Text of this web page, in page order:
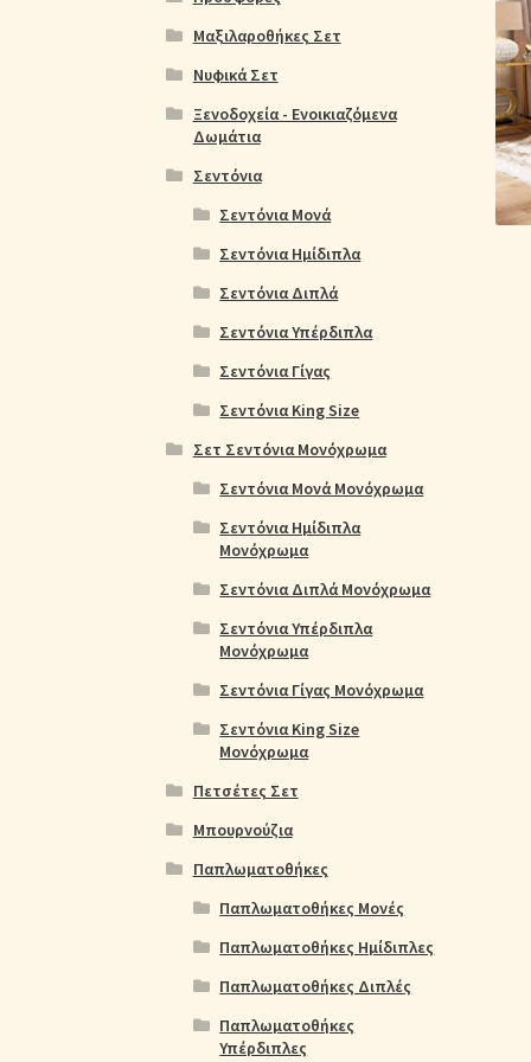
Πικέ Κουβέρτες Πολιτική cookie
Μαξιλαροθήκες Σετ
Νυφικά Σετ
Ξενοδοχεία - Ενοικιαζόμενα
Δωμάτια
Σεντόνια
Σεντόνια Μονά
Σεντόνια Ημίδιπλα
Σεντόνια Διπλά
Σεντόνια Υπέρδιπλα
Σεντόνια Γίγας
Σεντόνια King Size
Σετ Σεντόνια Μονόχρωμα
Σεντόνια Μονά Μονόχρωμα
Σεντόνια Ημίδιπλα
Μονόχρωμα
Σεντόνια Διπλά Μονόχρωμα
Σεντόνια Υπέρδιπλα
Μονόχρωμα
Σεντόνια Γίγας Μονόχρωμα
Σεντόνια King Size
Μονόχρωμα
Πετσέτες Σετ
Μπουρνούζια
Παπλωματοθήκες
Παπλωματοθήκες Μονές
Παπλωματοθήκες Ημίδιπλες
Παπλωματοθήκες Διπλές
Παπλωματοθήκες
Υπέρδιπλες